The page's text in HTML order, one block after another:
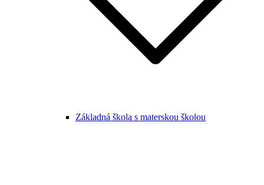
Základná škola s materskou školou